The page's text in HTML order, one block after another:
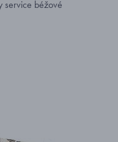
service béžové